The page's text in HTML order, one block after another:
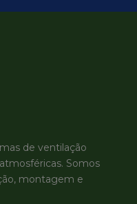
de ventilação
Somos
montagem e